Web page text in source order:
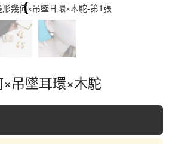
吊墜耳環×木駝